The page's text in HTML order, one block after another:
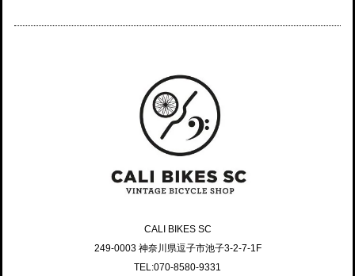
CALI BIKES SC
249-0003 神奈川県逗子市池子3-2-7-1F
TEL:070-8580-9331